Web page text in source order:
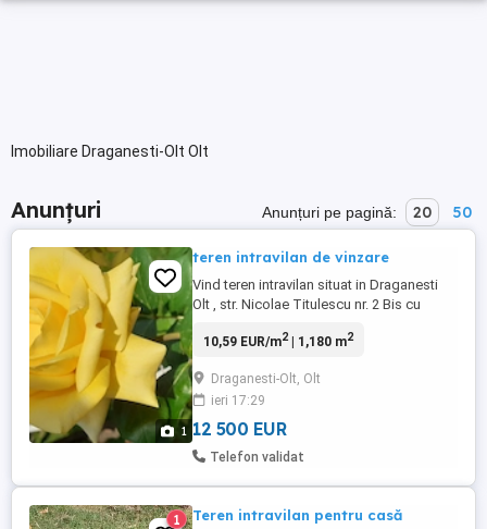
Imobiliare Draganesti-Olt Olt
Anunțuri Anunțuri pe pagină: 20 50
1
teren intravilan de vinzare
Vind teren intravilan situat in Draganesti
Olt , str. Nicolae Titulescu nr. 2 Bis cu
limita proprietatii Terenul are forma
32 si 36 ml . Pe laturile dinspre SE si SV
sunt plantati salcimi boieresti unul ...
10,59 EUR/m2| 1,180 m2
Draganesti-Olt, Olt
ieri 17:29
12 500 EUR
Telefon validat
1 Teren intravilan pentru casă